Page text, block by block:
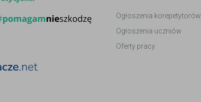
Ogłoszenia korepetytorów
Ogłoszenia uczniów
Oferty pracy